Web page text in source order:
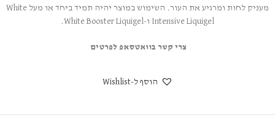
מעניק לחות ומרגיע את העור. השימוש במוצר יהיה תמיד ביחד או מעל White
Intensive Liquigel ו-White Booster Liquigel.
צרי קשר בוואטסאפ לפרטים
הוסף ל-Wishlist